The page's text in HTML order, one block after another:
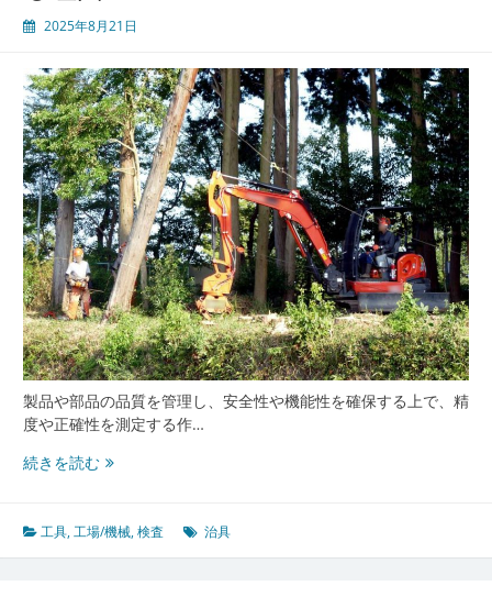
る
検
の
た
め
の
工
具
と
治
具
活
用
の
最
前
線
2025年8月21日
製品や部品の品質を管理し、安全性や機能性を確保する上で、精
度や正確性を測定する作…
続きを読む精
査
を
工具,工場/機械,検査 治具